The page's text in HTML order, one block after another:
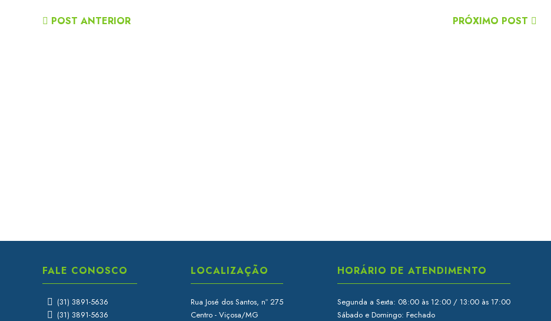
POST ANTERIOR PRÓXIMO POST
FALE CONOSCO
(31) 3891-5636
(31) 3891-5636
LOCALIZAÇÃO
Rua José dos Santos, nº 275
Centro - Viçosa/MG
HORÁRIO DE ATENDIMENTO
Segunda a Sexta: 08:00 às 12:00 / 13:00 às 17:00
Sábado e Domingo: Fechado